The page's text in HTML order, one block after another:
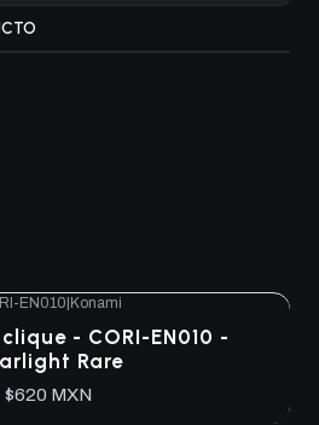
EN010 Konami
- CORI-EN010 -
Rare
$620 MXN